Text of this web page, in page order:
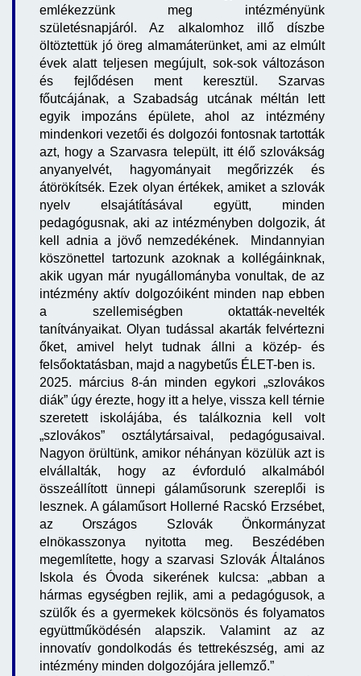
emlékezzünk meg intézményünk
születésnapjáról. Az alkalomhoz illő díszbe
öltöztettük jó öreg almamáterünket, ami az elmúlt
évek alatt teljesen megújult, sok-sok változáson
és fejlődésen ment keresztül. Szarvas
főutcájának, a Szabadság utcának méltán lett
egyik impozáns épülete, ahol az intézmény
mindenkori vezetői és dolgozói fontosnak tartották
azt, hogy a Szarvasra települt, itt élő szlovákság
anyanyelvét, hagyományait megőrizzék és
átörökítsék. Ezek olyan értékek, amiket a szlovák
nyelv elsajátításával együtt, minden
pedagógusnak, aki az intézményben dolgozik, át
kell adnia a jövő nemzedékének. Mindannyian
köszönettel tartozunk azoknak a kollégáinknak,
akik ugyan már nyugállományba vonultak, de az
intézmény aktív dolgozóiként minden nap ebben
a szellemiségben oktatták-nevelték
tanítványaikat. Olyan tudással akarták felvértezni
őket, amivel helyt tudnak állni a közép- és
felsőoktatásban, majd a nagybetűs ÉLET-ben is.
2025. március 8-án minden egykori „szlovákos
diák” úgy érezte, hogy itt a helye, vissza kell térnie
szeretett iskolájába, és találkoznia kell volt
„szlovákos” osztálytársaival, pedagógusaival.
Nagyon örültünk, amikor néhányan közülük azt is
elvállalták, hogy az évforduló alkalmából
összeállított ünnepi gálaműsorunk szereplői is
lesznek. A gálaműsort Hollerné Racskó Erzsébet,
az Országos Szlovák Önkormányzat
elnökasszonya nyitotta meg. Beszédében
megemlítette, hogy a szarvasi Szlovák Általános
Iskola és Óvoda sikerének kulcsa: „abban a
hármas egységben rejlik, ami a pedagógusok, a
szülők és a gyermekek kölcsönös és folyamatos
együttműködésén alapszik. Valamint az az
innovatív gondolkodás és tettrekészség, ami az
intézmény minden dolgozójára jellemző.”